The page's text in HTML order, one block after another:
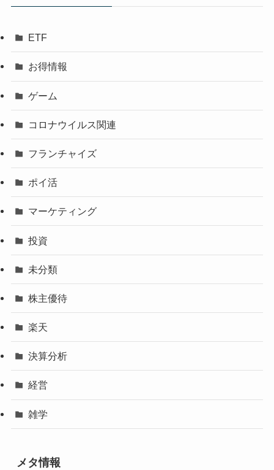
ETF
お得情報
ゲーム
コロナウイルス関連
フランチャイズ
ポイ活
マーケティング
投資
未分類
株主優待
楽天
決算分析
経営
雑学
メタ情報